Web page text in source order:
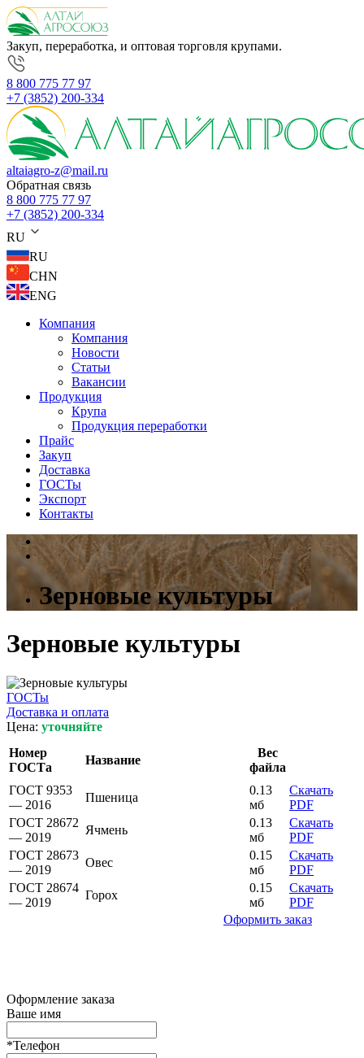
Закуп, переработка, и оптовая торговля крупами.
8 800 775 77 97
+7 (3852) 200-334
altaiagro-z@mail.ru
Обратная связь
8 800 775 77 97
+7 (3852) 200-334
RU
RU
CHN
ENG
Компания
Компания
Новости
Статьи
Вакансии
Продукция
Крупа
Продукция переработки
Прайс
Закуп
Доставка
ГОСТы
Экспорт
Контакты
Зерновые культуры
Зерновые культуры
ГОСТы
Доставка и оплата
Цена: уточняйте
Номер
ГОСТа
Название
Вес
файла
ГОСТ 9353
— 2016
Пшеница
0.13
мб
Скачать
PDF
ГОСТ 28672
— 2019
Ячмень
0.13
мб
Скачать
PDF
ГОСТ 28673
— 2019
Овес
0.15
мб
Скачать
PDF
ГОСТ 28674
— 2019
Горох
0.15
мб
Скачать
PDF
Оформить заказ
Оформление заказа
Ваше имя
*Телефон